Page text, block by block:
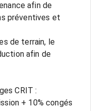
afin de
préventives et
de terrain, le
afin de
CRIT :
+ 10% congés